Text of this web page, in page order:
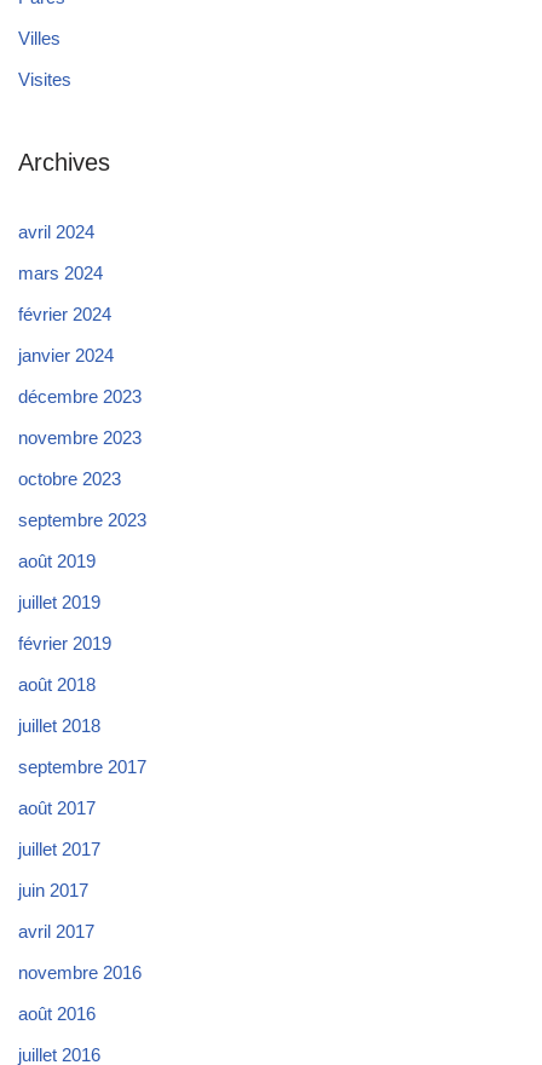
Villes
Visites
Archives
avril 2024
mars 2024
février 2024
janvier 2024
décembre 2023
novembre 2023
octobre 2023
septembre 2023
août 2019
juillet 2019
février 2019
août 2018
juillet 2018
septembre 2017
août 2017
juillet 2017
juin 2017
avril 2017
novembre 2016
août 2016
juillet 2016